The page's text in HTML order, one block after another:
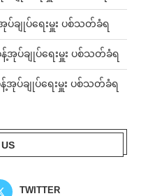
ချုပ်ရေးမှူး ပစ်သတ်ခံရ
ပ်ချုပ်ရေးမှူး ပစ်သတ်ခံရ
ပ်ချုပ်ရေးမှူး ပစ်သတ်ခံရ
TWITTER